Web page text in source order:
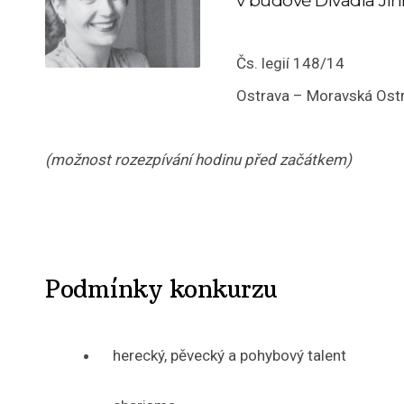
Čs. legií 148/14
Ostrava – Moravská
(možnost rozezpívání hodinu před začátkem)
Podmínky konkurzu
herecký, pěvecký a pohybový talent